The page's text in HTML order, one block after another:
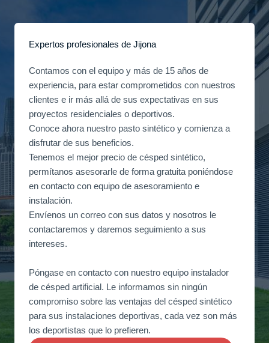
Expertos profesionales de Jijona
Contamos con el equipo y más de 15 años de
experiencia, para estar comprometidos con nuestros
clientes e ir más allá de sus expectativas en sus
proyectos residenciales o deportivos.
Conoce ahora nuestro pasto sintético y comienza a
disfrutar de sus beneficios.
Tenemos el mejor precio de césped sintético,
permítanos asesorarle de forma gratuita poniéndose
en contacto con equipo de asesoramiento e
instalación.
Envíenos un correo con sus datos y nosotros le
contactaremos y daremos seguimiento a sus
intereses.
Póngase en contacto con nuestro equipo instalador
de césped artificial. Le informamos sin ningún
compromiso sobre las ventajas del césped sintético
para sus instalaciones deportivas, cada vez son más
los deportistas que lo prefieren.